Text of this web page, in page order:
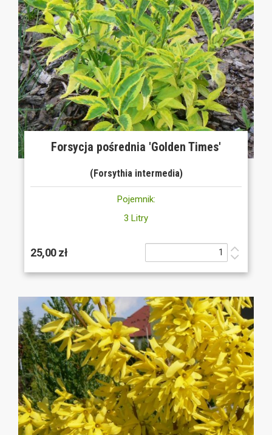
Forsycja pośrednia 'Golden Times'
(Forsythia intermedia)
Pojemnik:
3 Litry
25,00 zł